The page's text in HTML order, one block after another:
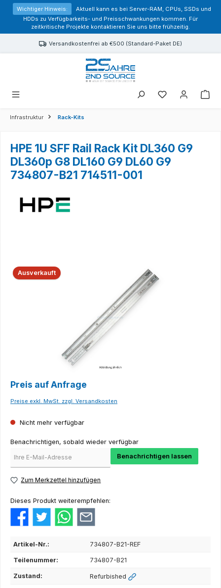
springen
Wichtiger Hinweis:
Aktuell kann es bei Server-RAM, CPUs, SSDs und
HDDs zu Verfügbarkeits- und Preisschwankungen kommen. Für
zeitkritische Projekte kontaktieren Sie uns bitte frühzeitig.
Versandkostenfrei ab €500 (Standard-Paket DE)
Sie haben 0
Infrastruktur Rack-Kits
HPE 1U SFF Rail Rack Kit DL360 G9
DL360p G8 DL160 G9 DL60 G9
734807-B21 714511-001
Bildergalerie überspringen
Ausverkauft
Preis auf Anfrage
Preise exkl. MwSt. zzgl. Versandkosten
Nicht mehr verfügbar
Benachrichtigen, sobald wieder verfügbar
Benachrichtigen lassen
Zum Merkzettel hinzufügen
Dieses Produkt weiterempfehlen:
Artikel-Nr.: 734807-B21-REF
Teilenummer: 734807-B21
Zustand: Refurbished